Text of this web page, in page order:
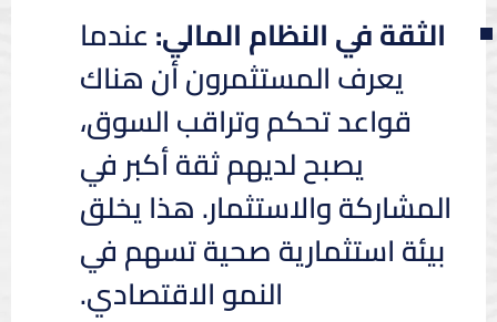
الثقة في النظام المالي:عندما
يعرف المستثمرون أن هناك
قواعد تحكم وتراقب السوق،
يصبح لديهم ثقة أكبر في
المشاركة والاستثمار. هذا يخلق
بيئة استثمارية صحية تسهم في
النمو الاقتصادي.